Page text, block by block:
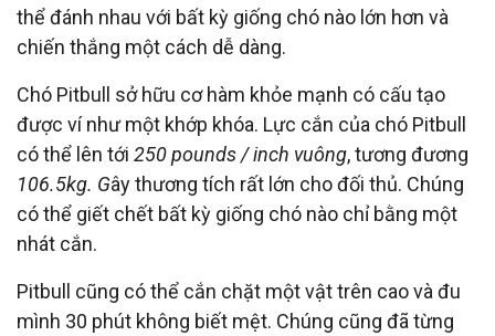
thể đánh nhau với bất kỳ giống chó nào lớn hơn và
chiến thắng một cách dễ dàng.
Chó Pitbull sở hữu cơ hàm khỏe mạnh có cấu tạo
được ví như một khớp khóa. Lực cắn của chó Pitbull
có thể lên tới 250 pounds / inch vuông, tương đương
106.5kg. Gây thương tích rất lớn cho đối thủ. Chúng
có thể giết chết bất kỳ giống chó nào chỉ bằng một
nhát cắn.
Pitbull cũng có thể cắn chặt một vật trên cao và đu
mình 30 phút không biết mệt. Chúng cũng đã từng